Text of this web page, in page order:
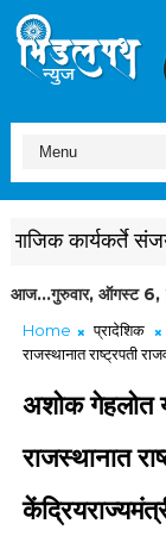
कार्यकर्ते संजय
आज...गुरुवार, ऑगस्ट
Home प्रादेशिक
राजस्थानात राष्ट्रपती
अशोक गेहलोत
राजस्थानात